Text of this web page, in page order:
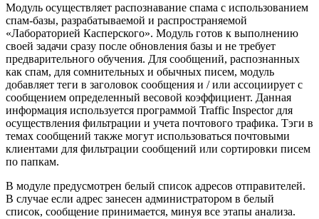
Модуль осуществляет распознавание спама с использованием
спам-базы, разрабатываемой и распространяемой
«Лабораторией Касперского». Модуль готов к выполнению
своей задачи сразу после обновления базы и не требует
предварительного обучения. Для сообщений, распознанных
как спам, для сомнительных и обычных писем, модуль
добавляет теги в заголовок сообщения и / или ассоциирует с
сообщением определенный весовой коэффициент. Данная
информация используется программой Traffic Inspector для
осуществления фильтрации и учета почтового трафика. Тэги в
темах сообщений также могут использоваться почтовыми
клиентами для фильтрации сообщений или сортировки писем
по папкам.
В модуле предусмотрен белый список адресов отправителей.
В случае если адрес занесен администратором в белый
список, сообщение принимается, минуя все этапы анализа.